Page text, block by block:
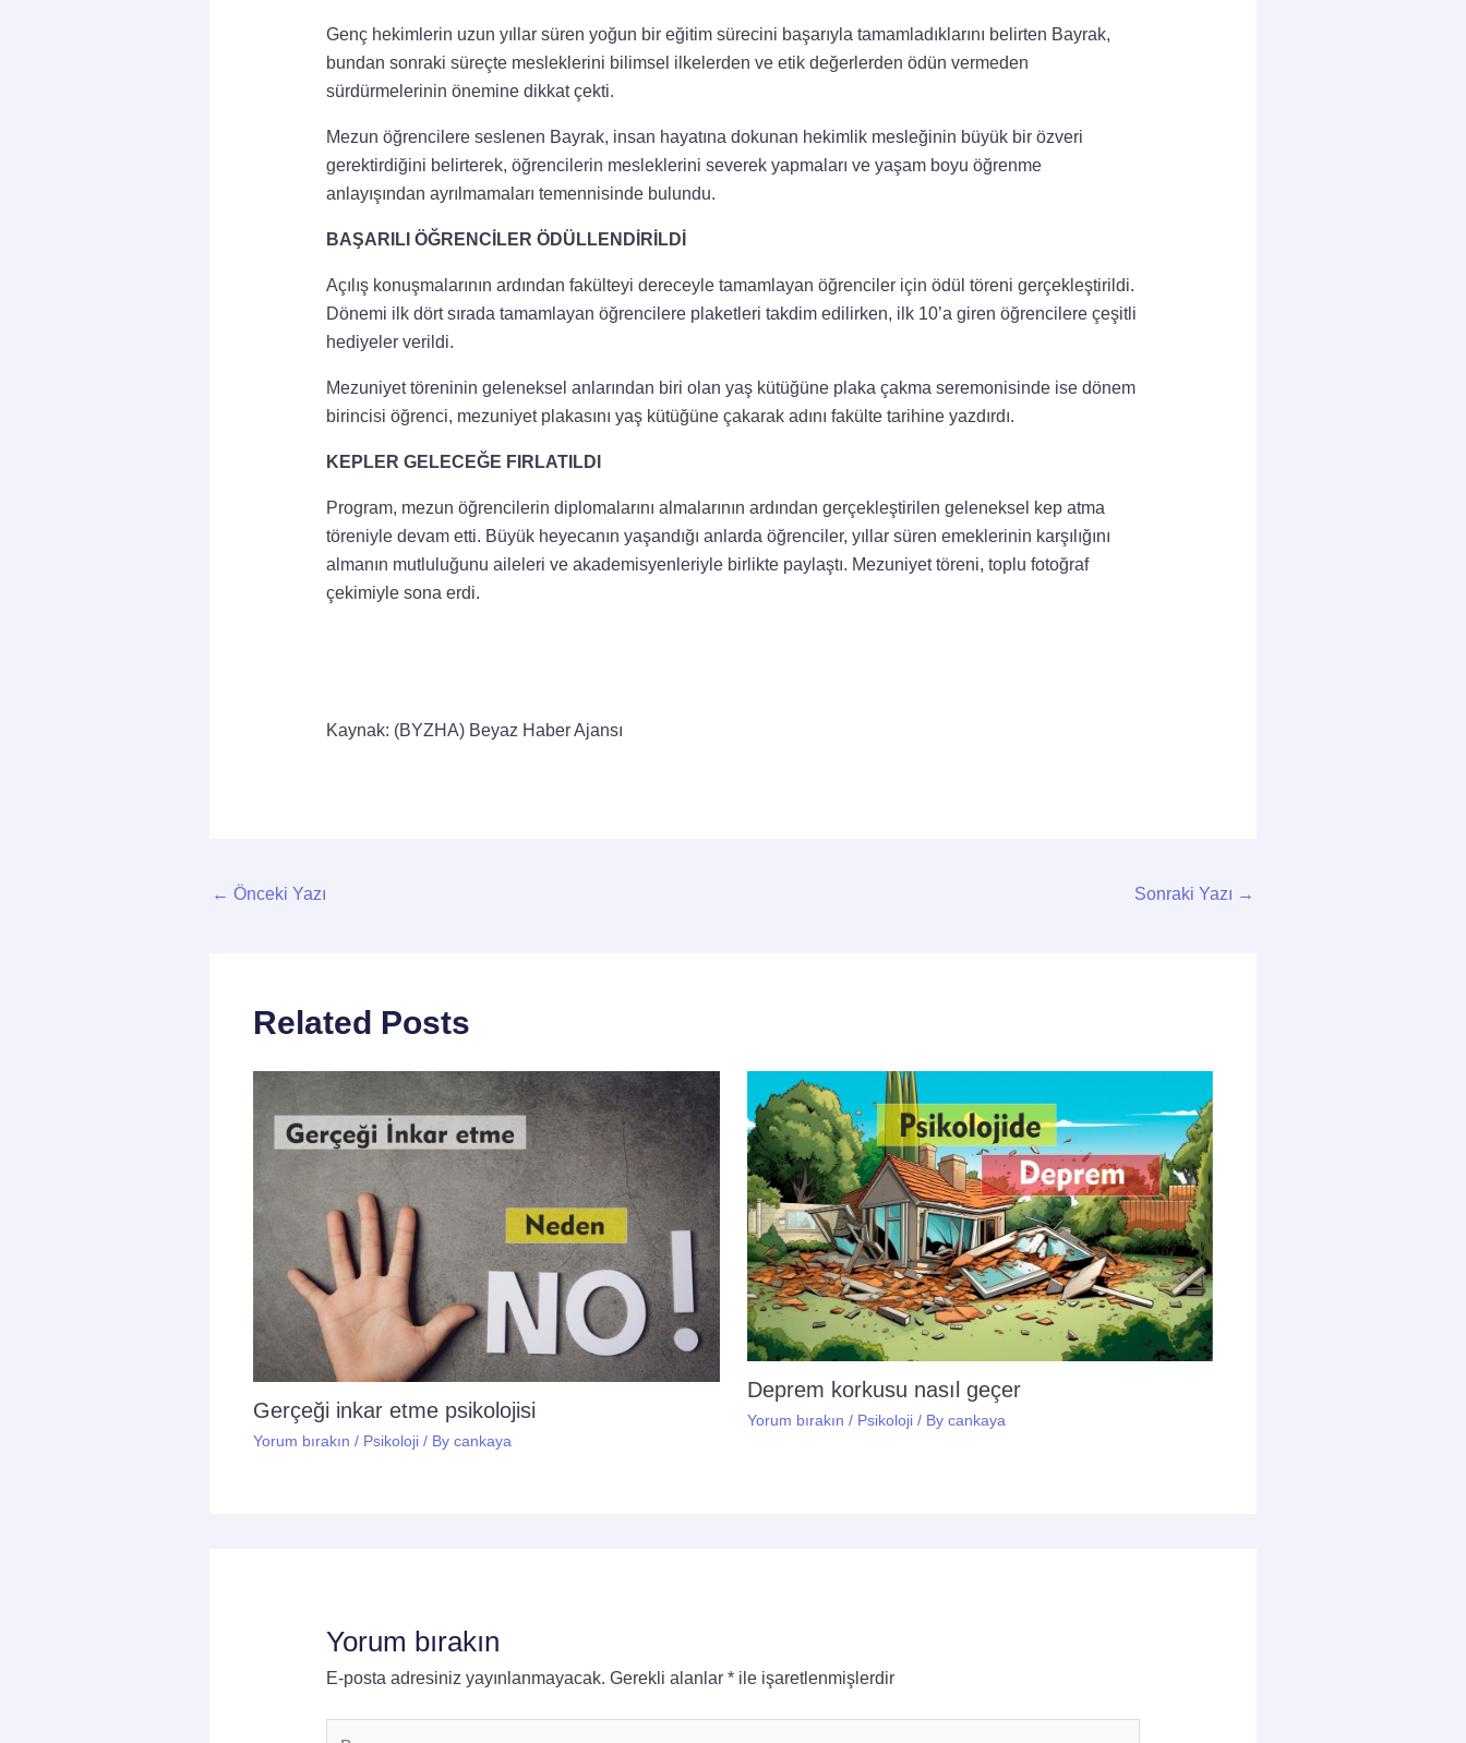
Genç hekimlerin uzun yıllar süren yoğun bir eğitim sürecini başarıyla tamamladıklarını belirten Bayrak,
bundan sonraki süreçte mesleklerini bilimsel ilkelerden ve etik değerlerden ödün vermeden
sürdürmelerinin önemine dikkat çekti.
Mezun öğrencilere seslenen Bayrak, insan hayatına dokunan hekimlik mesleğinin büyük bir özveri
gerektirdiğini belirterek, öğrencilerin mesleklerini severek yapmaları ve yaşam boyu öğrenme
anlayışından ayrılmamaları temennisinde bulundu.
BAŞARILI ÖĞRENCİLER ÖDÜLLENDİRİLDİ
Açılış konuşmalarının ardından fakülteyi dereceyle tamamlayan öğrenciler için ödül töreni gerçekleştirildi.
Dönemi ilk dört sırada tamamlayan öğrencilere plaketleri takdim edilirken, ilk 10’a giren öğrencilere çeşitli
hediyeler verildi.
Mezuniyet töreninin geleneksel anlarından biri olan yaş kütüğüne plaka çakma seremonisinde ise dönem
birincisi öğrenci, mezuniyet plakasını yaş kütüğüne çakarak adını fakülte tarihine yazdırdı.
KEPLER GELECEĞE FIRLATILDI
Program, mezun öğrencilerin diplomalarını almalarının ardından gerçekleştirilen geleneksel kep atma
töreniyle devam etti. Büyük heyecanın yaşandığı anlarda öğrenciler, yıllar süren emeklerinin karşılığını
almanın mutluluğunu aileleri ve akademisyenleriyle birlikte paylaştı. Mezuniyet töreni, toplu fotoğraf
çekimiyle sona erdi.
Kaynak: (BYZHA) Beyaz Haber Ajansı
← Önceki Yazı Sonraki Yazı →
Related Posts
Gerçeği inkar etme psikolojisi
Yorum bırakın / Psikoloji / By cankaya
Deprem korkusu nasıl geçer
Yorum bırakın / Psikoloji/ By cankaya
Yorum bırakın
E-posta adresiniz yayınlanmayacak. Gerekli alanlar *ile işaretlenmişlerdir